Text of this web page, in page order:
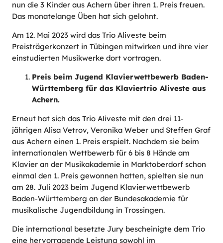
nun die 3 Kinder aus Achern über ihren 1. Preis freuen.
Das monatelange Üben hat sich gelohnt.
Am 12. Mai 2023 wird das Trio Aliveste beim
Preisträgerkonzert in Tübingen mitwirken und ihre vier
einstudierten Musikwerke dort vortragen.
Preis beim Jugend Klavierwettbewerb Baden-
Württemberg für das Klaviertrio Aliveste aus
Achern.
Erneut hat sich das Trio Aliveste mit den drei 11-
jährigen Alisa Vetrov, Veronika Weber und Steffen Graf
aus Achern einen 1. Preis erspielt. Nachdem sie beim
internationalen Wettbewerb für 6 bis 8 Hände am
Klavier an der Musikakademie in Marktoberdorf schon
einmal den 1. Preis gewonnen hatten, spielten sie nun
am 28. Juli 2023 beim Jugend Klavierwettbewerb
Baden-Württemberg an der Bundesakademie für
musikalische Jugendbildung in Trossingen.
Die international besetzte Jury bescheinigte dem Trio
eine hervorragende Leistung sowohl im